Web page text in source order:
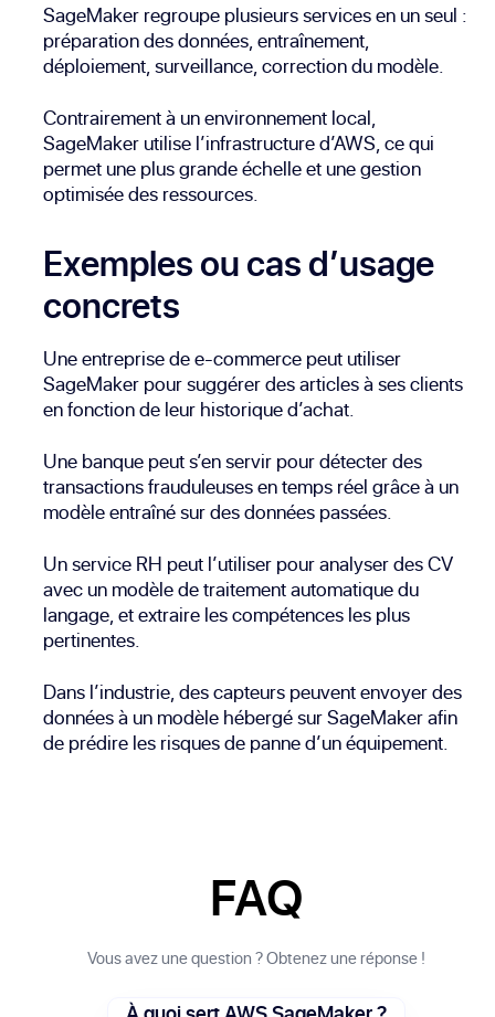
SageMaker regroupe plusieurs services en un seul :
préparation des données, entraînement,
déploiement, surveillance, correction du modèle.
Contrairement à un environnement local,
SageMaker utilise l’infrastructure d’AWS, ce qui
permet une plus grande échelle et une gestion
optimisée des ressources.
Exemples ou cas d’usage
concrets
Une entreprise de e-commerce peut utiliser
SageMaker pour suggérer des articles à ses clients
en fonction de leur historique d’achat.
Une banque peut s’en servir pour détecter des
transactions frauduleuses en temps réel grâce à un
modèle entraîné sur des données passées.
Un service RH peut l’utiliser pour analyser des CV
avec un modèle de traitement automatique du
langage, et extraire les compétences les plus
pertinentes.
Dans l’industrie, des capteurs peuvent envoyer des
données à un modèle hébergé sur SageMaker afin
de prédire les risques de panne d’un équipement.
FAQ
Vous avez une question ? Obtenez une réponse !